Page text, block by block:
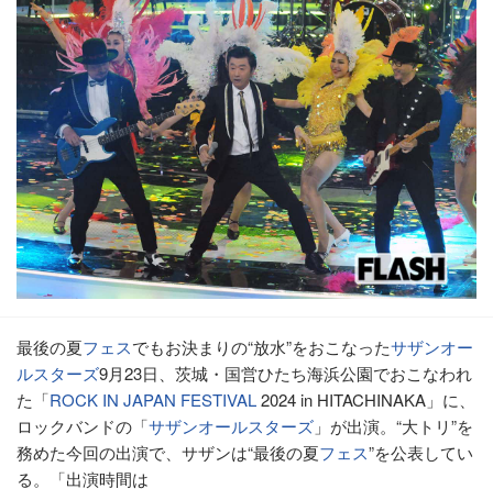
最後の夏フェスでもお決まりの“放水”をおこなったサザンオー
ルスターズ9月23日、茨城・国営ひたち海浜公園でおこなわれ
た「ROCK IN JAPAN FESTIVAL2024 in HITACHINAKA」に、
ロックバンドの「サザンオールスターズ 」が出演。“大トリ”を
務めた今回の出演で、サザンは“最後の夏フェス”を公表してい
る。「出演時間は